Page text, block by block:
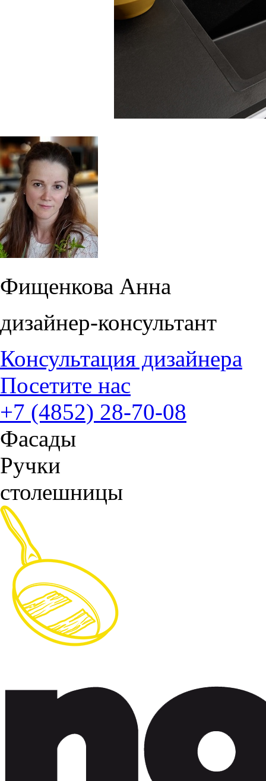
Фищенкова Анна
дизайнер-консультант
Консультация дизайнера
Посетите нас
+7 (4852) 28-70-08
Фасады
Ручки
столешницы